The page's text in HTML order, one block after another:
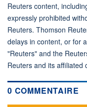
Reuters content,
expressly prohibited
Reuters. Thomson
delays in content, or for
"Reuters" and the
Reuters and its affiliated
0 COMMENTAIRE